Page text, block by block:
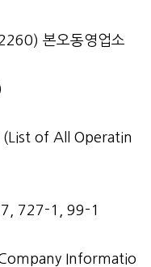
본오동영업소
(List of All Operatin
727-1, 99-1
Informatio